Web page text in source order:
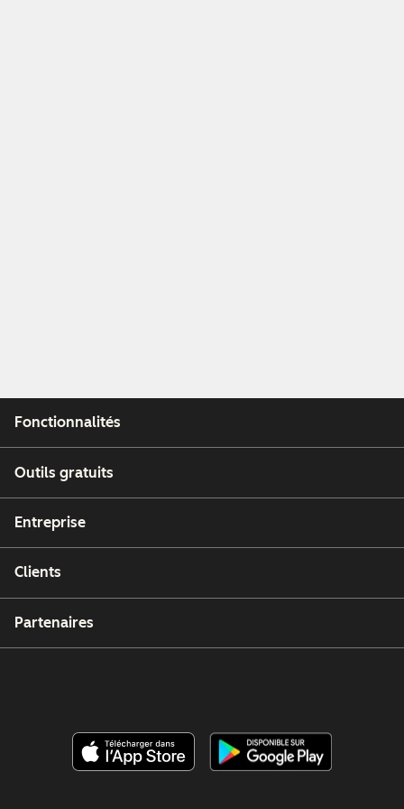
Fonctionnalités
Outils gratuits
Entreprise
Clients
Partenaires